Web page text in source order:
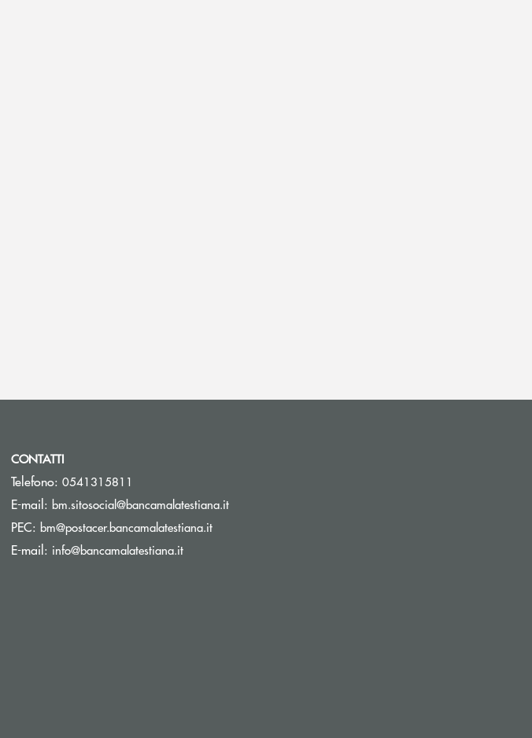
nuova finestra
CONTATTI
Telefono: 0541315811
E-mail: bm.sitosocial@bancamalatestiana.it(si apre l’app di posta elettronica)
PEC: bm@postacer.bancamalatestiana.it(si apre l’app di posta elettronica)
E-mail: info@bancamalatestiana.it(si apre l’app di posta elettronica)